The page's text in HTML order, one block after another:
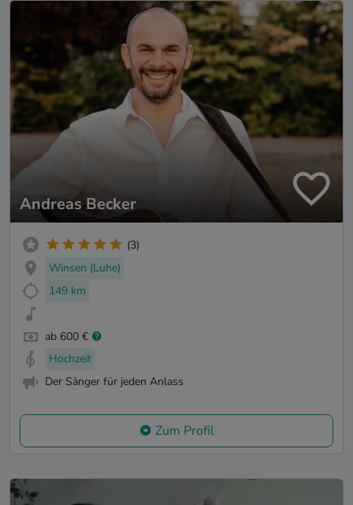
Andreas Becker
(3)
Winsen (Luhe)
149 km
ab 600 €
Hochzeit
Der Sänger für jeden Anlass
Zum Profil